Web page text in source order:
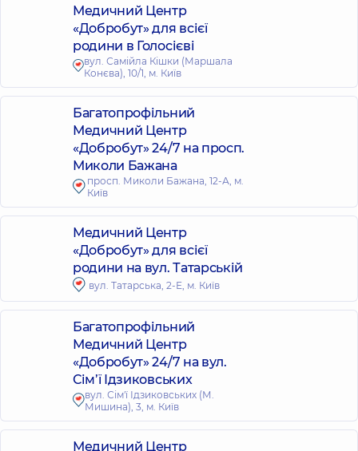
Медичний Центр
«Добробут» для всієї
родини в Голосієві
вул. Самійла Кішки (Маршала
Конєва), 10/1, м. Київ
Багатопрофільний
Медичний Центр
«Добробут» 24/7 на просп.
Миколи Бажана
просп. Миколи Бажана, 12-А, м.
Київ
Медичний Центр
«Добробут» для всієї
родини на вул. Татарській
вул. Татарська, 2-Е, м. Київ
Багатопрофільний
Медичний Центр
«Добробут» 24/7 на вул.
Сім’ї Ідзиковських
вул. Сім'ї Ідзиковських (М.
Мишина), 3, м. Київ
Медичний Центр